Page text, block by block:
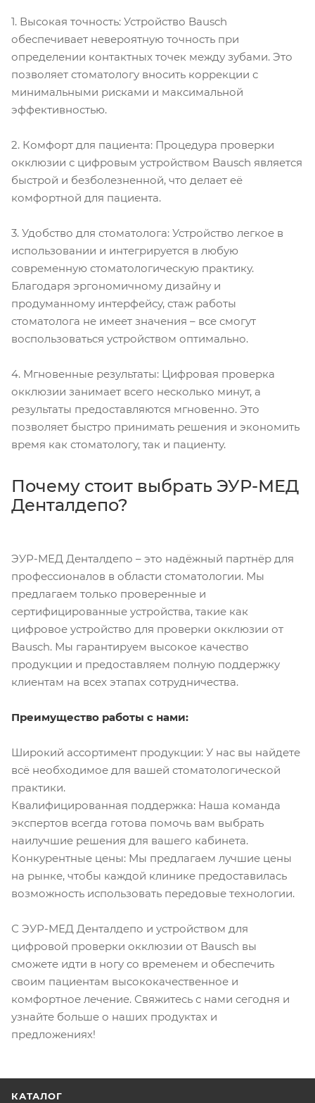
1. Высокая точность: Устройство Bausch
обеспечивает невероятную точность при
определении контактных точек между зубами. Это
позволяет стоматологу вносить коррекции с
минимальными рисками и максимальной
эффективностью.
2. Комфорт для пациента: Процедура проверки
окклюзии с цифровым устройством Bausch является
быстрой и безболезненной, что делает её
комфортной для пациента.
3. Удобство для стоматолога: Устройство легкое в
использовании и интегрируется в любую
современную стоматологическую практику.
Благодаря эргономичному дизайну и
продуманному интерфейсу, стаж работы
стоматолога не имеет значения – все смогут
воспользоваться устройством оптимально.
4. Мгновенные результаты: Цифровая проверка
окклюзии занимает всего несколько минут, а
результаты предоставляются мгновенно. Это
позволяет быстро принимать решения и экономить
время как стоматологу, так и пациенту.
Почему стоит выбрать ЭУР-МЕД
Денталдепо?
ЭУР-МЕД Денталдепо – это надёжный партнёр для
профессионалов в области стоматологии. Мы
предлагаем только проверенные и
сертифицированные устройства, такие как
цифровое устройство для проверки окклюзии от
Bausch. Мы гарантируем высокое качество
продукции и предоставляем полную поддержку
клиентам на всех этапах сотрудничества.
Преимущество работы с нами:
Широкий ассортимент продукции: У нас вы найдете
всё необходимое для вашей стоматологической
практики.
Квалифицированная поддержка: Наша команда
экспертов всегда готова помочь вам выбрать
наилучшие решения для вашего кабинета.
Конкурентные цены: Мы предлагаем лучшие цены
на рынке, чтобы каждой клинике предоставилась
возможность использовать передовые технологии.
С ЭУР-МЕД Денталдепо и устройством для
цифровой проверки окклюзии от Bausch вы
сможете идти в ногу со временем и обеспечить
своим пациентам высококачественное и
комфортное лечение. Свяжитесь с нами сегодня и
узнайте больше о наших продуктах и
предложениях!
КАТАЛОГ